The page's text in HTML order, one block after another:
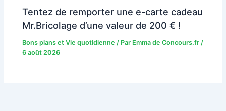
Tentez de remporter une e-carte cadeau
Mr.Bricolage d’une valeur de 200 € !
Bons plans et Vie quotidienne / Par Emma de Concours.fr/
6 août 2026